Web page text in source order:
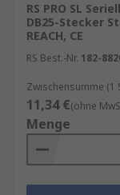
RS PRO SL
DB25-Stecker
REACH, CE
RS Best.-Nr. 182-
Zwischensumme (1
11,34 €(ohne
Menge